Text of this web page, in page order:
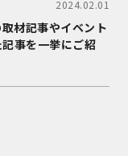
2024.02.01
取材記事やイベント
事を一挙にご紹